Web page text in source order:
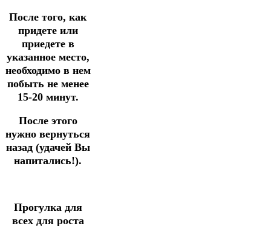
После того, как
придете или
приедете в
указанное место,
необходимо в нем
побыть не менее
15-20 минут.
После этого
нужно вернуться
назад (удачей Вы
напитались!).
Прогулка для
всех для роста